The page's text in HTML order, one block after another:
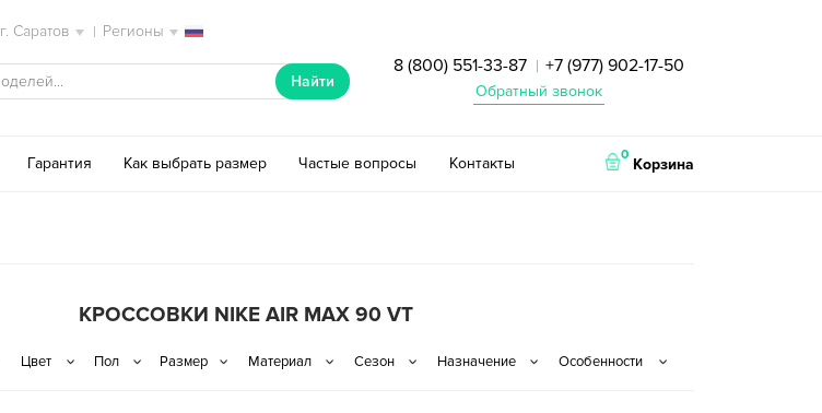
г. Саратов | Регионы
Найти
8 (800) 551-33-87 | +7 (977) 902-17-50
Обратный звонок
Гарантия Как выбрать размер Частые вопросы Контакты 0
Корзина
КРОССОВКИ NIKE AIR MAX 90 VT